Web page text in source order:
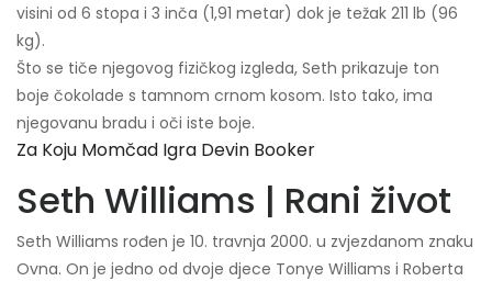
visini od 6 stopa i 3 inča (1,91 metar) dok je težak 211 lb (96
kg).
Što se tiče njegovog fizičkog izgleda, Seth prikazuje ton
boje čokolade s tamnom crnom kosom. Isto tako, ima
njegovanu bradu i oči iste boje.
Za Koju Momčad Igra Devin Booker
Seth Williams | Rani život
Seth Williams rođen je 10. travnja 2000. u zvjezdanom znaku
Ovna. On je jedno od dvoje djece Tonye Williams i Roberta